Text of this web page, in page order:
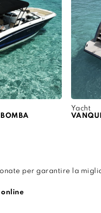
Yacht
per garantire la